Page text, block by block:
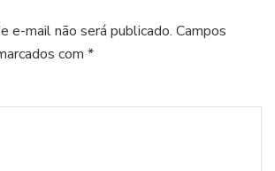
e-mail não será publicado. Campos
com *